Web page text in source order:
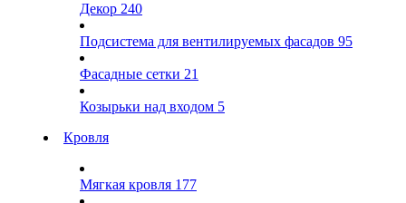
Декор 240
Подсистема для вентилируемых фасадов 95
Фасадные сетки 21
Козырьки над входом 5
Кровля
Мягкая кровля 177